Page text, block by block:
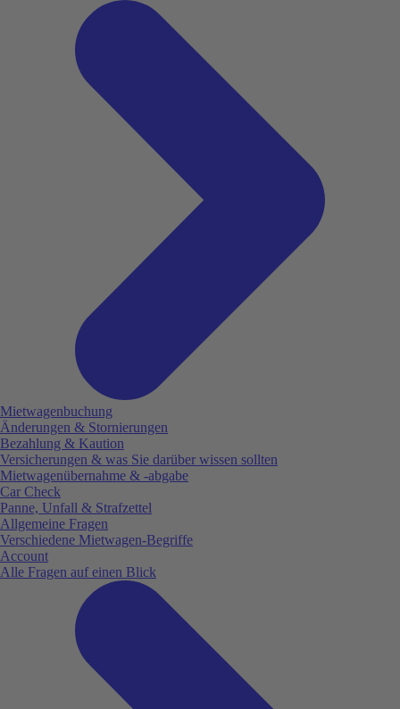
Mietwagenbuchung
Änderungen & Stornierungen
Bezahlung & Kaution
Versicherungen & was Sie darüber wissen sollten
Mietwagenübernahme & -abgabe
Car Check
Panne, Unfall & Strafzettel
Allgemeine Fragen
Verschiedene Mietwagen-Begriffe
Account
Alle Fragen auf einen Blick